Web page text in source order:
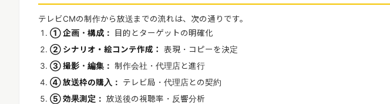
テレビCMの制作から放送までの流れは、次の通りです。
① 企画・構成：
目的とターゲットの明確化
② シナリオ・絵コンテ作成：
表現・コピーを決定
③ 撮影・編集： 制作会社・代理店と進行
④ 放送枠の購入：
テレビ局・代理店との契約
⑤ 効果測定： 放送後の視聴率・反響分析